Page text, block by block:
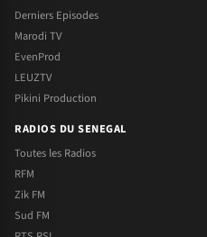
Derniers Episodes
Marodi TV
EvenProd
LEUZTV
Pikini Production
RADIOS DU SENEGAL
Toutes les Radios
RFM
Zik FM
Sud FM